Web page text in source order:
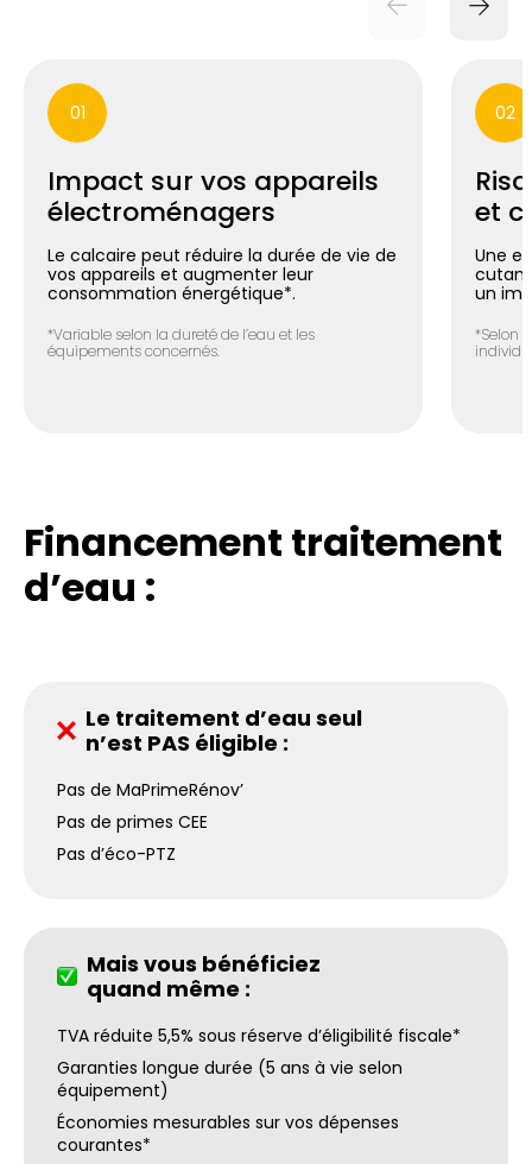
01
Impact sur vos appareils
électroménagers
Le calcaire peut réduire la durée de vie de
vos appareils et augmenter leur
consommation énergétique*.
*Variable selon la dureté de l’eau et les
équipements concernés.
02
et
Une
un
*Selon
Financement traitement
d’eau :
Le traitement d’eau seul
n’est PAS éligible :
Pas de MaPrimeRénov’
Pas de primes CEE
Pas d’éco-PTZ
Mais vous bénéficiez
quand même :
TVA réduite 5,5% sous réserve d’éligibilité fiscale*
Garanties longue durée (5 ans à vie selon
équipement)
Économies mesurables sur vos dépenses
courantes*